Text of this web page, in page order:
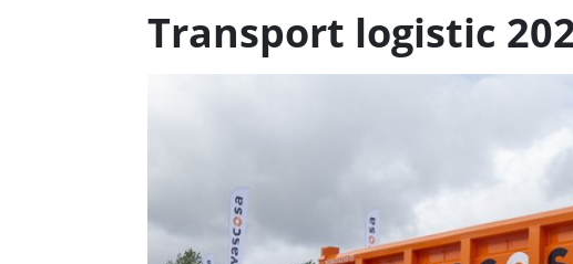
Transport logistic